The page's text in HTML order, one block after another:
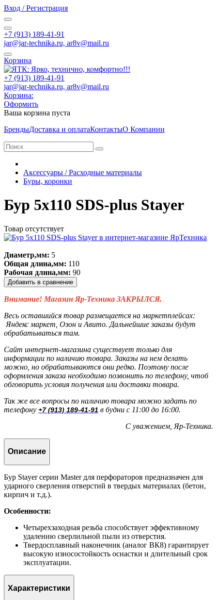
Вход / Регистрация
+7 (913) 189-41-91
jar@jar-technika.ru, ar8v@mail.ru
Корзина
+7 (913) 189-41-91
jar@jar-technika.ru, ar8v@mail.ru
Корзина:
Оформить
Ваша корзина пуста
БрендыДоставка и оплатаКонтактыО Компании
Аксессуары / Расходные материалы
Буры, коронки
Бур 5x110 SDS-plus Stayer
Товар отсутствует
Диаметр,мм: 5
Общая длина,мм: 110
Рабочая длина,мм: 90
Добавить в сравнение
Внимание! Магазин Яр-Техника ЗАКРЫЛСЯ.
Весь оставшийся товар размещается на маркетплейсах:
Яндекс маркет, Озон и Авито. Дальнейшие заказы будут
обрабатываться там.
Сайт интернет-магазина существует только для
информации по наличию товара. Заказы на нем делать
можно, но обрабатываются они редко. Поэтому после
оформления заказа необходимо позвонить по телефону, чтоб
обговорить условия получения или доставки товара.
Так же все вопросы по наличию товара можно задать по
телефону +7 (913) 189-41-91 в будни с 11:00 до 16:00.
С уважением, Яр-Техника.
Описание
Бур Stayer серии Master для перфораторов предназначен для
ударного сверления отверстий в твердых материалах (бетон,
кирпич и т.д.).
Особенности:
Четырехзаходная резьба способствует эффективному
удалению сверлильной пыли из отверстия.
Твердосплавный наконечник (аналог ВК8) гарантирует
высокую износостойкость оснастки и длительный срок
эксплуатации.
Характеристики